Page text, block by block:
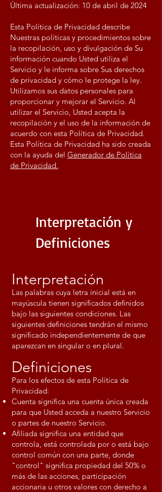
Última actualización: 10 de abril de 2024
Esta Política de Privacidad describe
Nuestras políticas y procedimientos sobre
la recopilación, uso y divulgación de Su
información cuando Usted utiliza el
Servicio y le informa sobre Sus derechos
de privacidad y cómo le protege la ley.
Utilizamos sus datos personales para
proporcionar y mejorar el Servicio. Al
utilizar el Servicio, Usted acepta la
recopilación y el uso de la información de
acuerdo con esta Política de Privacidad.
Esta Política de Privacidad ha sido creada
con la ayuda del Generador de Política
de Privacidad.
Interpretación y
Definiciones
Interpretación
Las palabras cuya letra inicial está en
mayúscula tienen significados definidos
bajo las siguientes condiciones. Las
siguientes definiciones tendrán el mismo
significado independientemente de que
aparezcan en singular o en plural.
Definiciones
Para los efectos de esta Política de
Privacidad:
Cuenta significa una cuenta única creada
para que Usted acceda a nuestro Servicio
o partes de nuestro Servicio.
Afiliada significa una entidad que
controla, está controlada por o está bajo
control común con una parte, donde
"control" significa propiedad del 50% o
más de las acciones, participación
accionaria u otros valores con derecho a